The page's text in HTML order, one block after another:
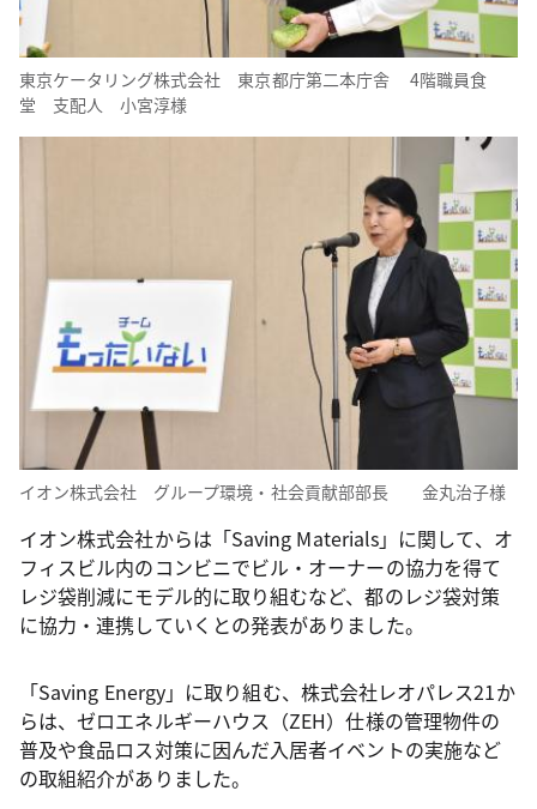
東京ケータリング株式会社 東京都庁第二本庁舎 4階職員食
堂 支配人 小宮淳様
イオン株式会社 グループ環境・社会貢献部部長 金丸治子様
イオン株式会社からは「Saving Materials」に関して、オ
フィスビル内のコンビニでビル・オーナーの協力を得て
レジ袋削減にモデル的に取り組むなど、都のレジ袋対策
に協力・連携していくとの発表がありました。
「Saving Energy」に取り組む、株式会社レオパレス21か
らは、ゼロエネルギーハウス（ZEH）仕様の管理物件の
普及や食品ロス対策に因んだ入居者イベントの実施など
の取組紹介がありました。